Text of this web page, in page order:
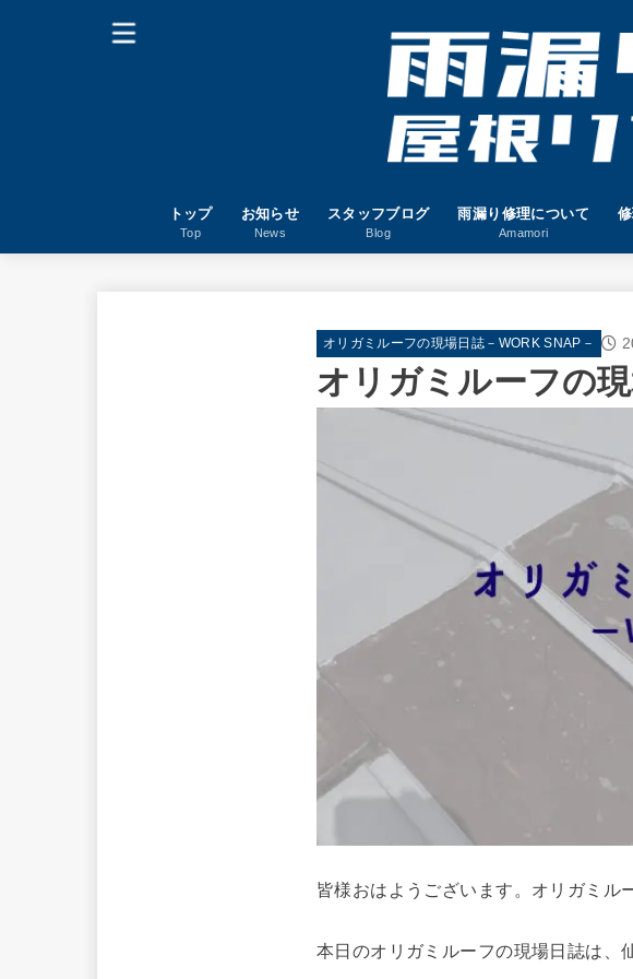
トップ
Top
お知らせ
News
スタッフブログ
Blog
雨漏り修理について
Amamori
オリガミルーフの現場日誌－WORK SNAP－
オリガミルーフの
皆様おはようございます。オリガミル
本日のオリガミルーフの現場日誌は、